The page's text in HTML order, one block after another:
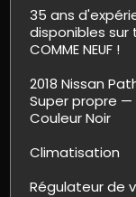
35 ans
disponibles sur
COMME NEUF !
2018 Nissan
Super propre —
Couleur Noir
Climatisation
Régulateur de